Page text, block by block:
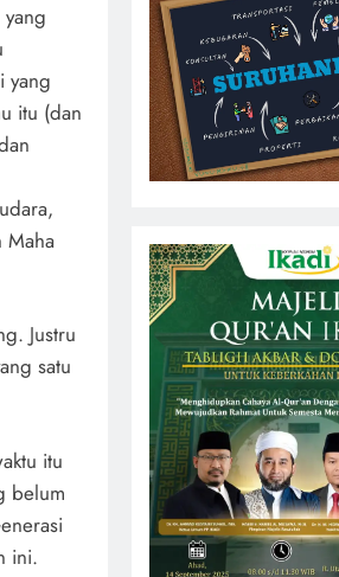
yang
itu (dan
Maha
Justru
satu
itu
belum
ini.